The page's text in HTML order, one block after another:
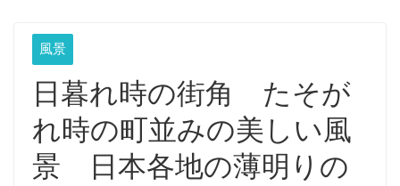
風景
日暮れ時の街角 たそが
れ時の町並みの美しい風
景 日本各地の薄明りの